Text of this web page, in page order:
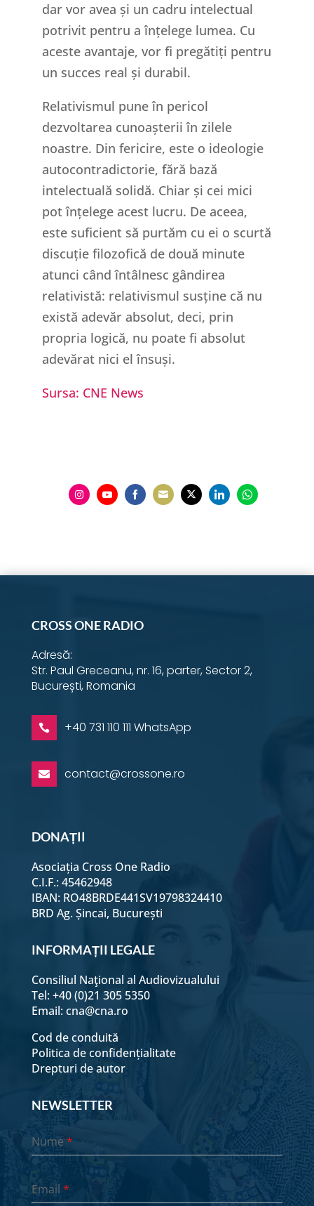
dar vor avea și un cadru intelectual
potrivit pentru a înțelege lumea. Cu
aceste avantaje, vor fi pregătiți pentru
un succes real și durabil.
Relativismul pune în pericol
dezvoltarea cunoașterii în zilele
noastre. Din fericire, este o ideologie
autocontradictorie, fără bază
intelectuală solidă. Chiar și cei mici
pot înțelege acest lucru. De aceea,
este suficient să purtăm cu ei o scurtă
discuție filozofică de două minute
atunci când întâlnesc gândirea
relativistă: relativismul susține că nu
există adevăr absolut, deci, prin
propria logică, nu poate fi absolut
adevărat nici el însuși.
Sursa: CNE News
CROSS ONE RADIO
Adresă:
Str. Paul Greceanu, nr. 16, parter, Sector 2,
București, Romania
 +40 731 110 111 WhatsApp
 contact@crossone.ro
DONAȚII
Asociația Cross One Radio
C.I.F.: 45462948
IBAN: RO48BRDE441SV19798324410
BRD Ag. Șincai, București
INFORMAȚII LEGALE
Consiliul Naţional al Audiovizualului
Tel: +40 (0)21 305 5350
Email: cna@cna.ro
Cod de conduită
Politica de confidențialitate
Drepturi de autor
NEWSLETTER
Nume*
Email *